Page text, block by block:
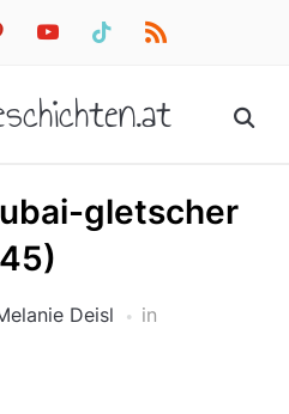
youtube tiktok rss
gletscher
Deisl in